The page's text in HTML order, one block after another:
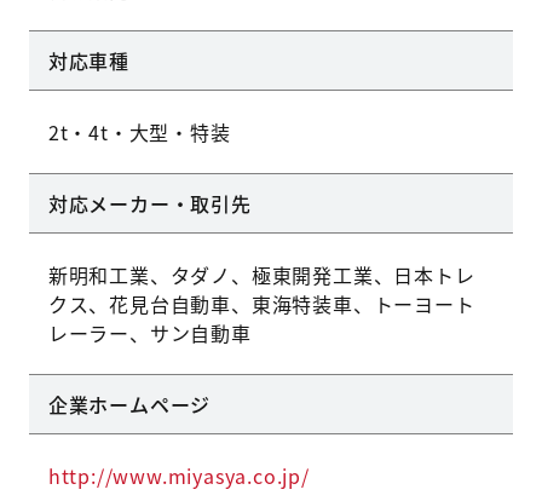
対応車種
2t・4t・大型・特装
対応メーカー・取引先
新明和工業、タダノ、極東開発工業、日本トレ
クス、花見台自動車、東海特装車、トーヨート
レーラー、サン自動車
企業ホームページ
http://www.miyasya.co.jp/